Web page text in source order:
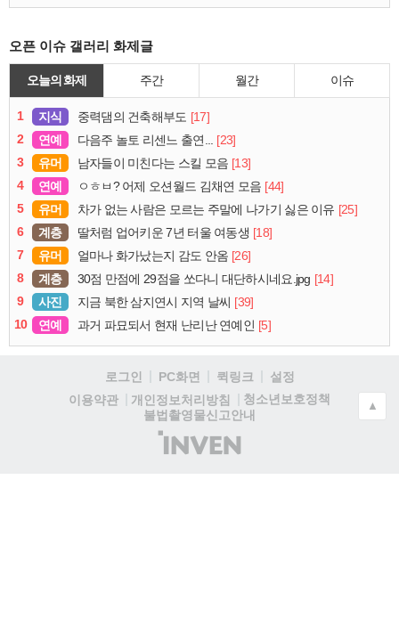
오픈 이슈 갤러리 화제글
오늘의 화제 주간 월간 이슈
1 지식 중력댐의 건축해부도 [17]
2
연예 다음주 놀토 리센느 출연...
[23]
3
유머 남자들이 미친다는 스킬 모음 [13]
4
연예 ㅇㅎㅂ? 어제 오션월드 김채연 모음 [44]
5
유머 차가 없는 사람은 모르는 주말에 나가기 싫은 이유 [25]
6
계층 딸처럼 업어키운 7년 터울 여동생 [18]
7
유머 얼마나 화가났는지 감도 안옴 [26]
8
계층 30점 만점에 29점을 쏘다니 대단하시네요.jpg [14]
9
사진 지금 북한 삼지연시 지역 날씨 [39]
10
연예 과거 파묘되서 현재 난리난 연예인 [5]
로그인 PC화면 퀵링크
설정
이용약관
개인정보처리방침
청소년보호정책
불법촬영물신고안내
(주)
인
▲